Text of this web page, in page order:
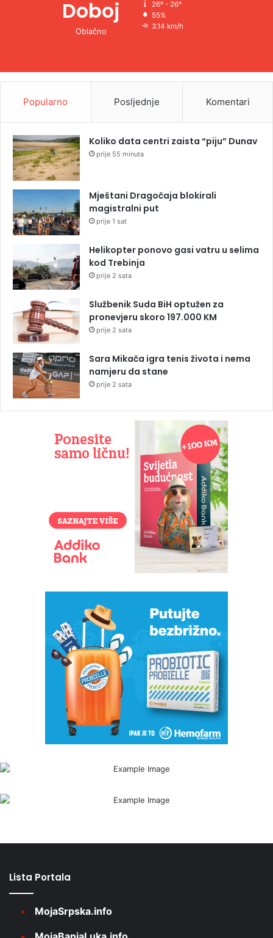
Doboj
Oblačno
26º - 26º
55%
3.14 km/h
Popularno Posljednje Komentari
Koliko data centri zaista “piju” Dunav
prije 55 minuta
Mještani Dragočaja blokirali
magistralni put
prije 1 sat
Helikopter ponovo gasi vatru u selima
kod Trebinja
prije 2 sata
Službenik Suda BiH optužen za
pronevjeru skoro 197.000 KM
prije 2 sata
Sara Mikača igra tenis života i nema
namjeru da stane
prije 2 sata
Lista Portala
MojaSrpska.info